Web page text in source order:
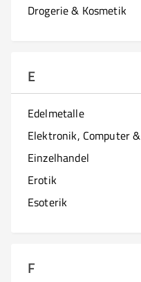
Drogerie & Kosmetik
E
Edelmetalle
Elektronik, Computer
Einzelhandel
Erotik
Esoterik
F